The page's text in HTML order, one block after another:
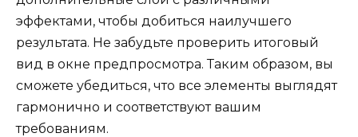
эффектами, чтобы добиться наилучшего
результата. Не забудьте проверить итоговый
вид в окне предпросмотра. Таким образом, вы
сможете убедиться, что все элементы выглядят
гармонично и соответствуют вашим
требованиям.